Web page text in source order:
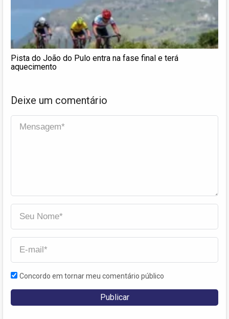
Pista do João do Pulo entra na fase final e terá
aquecimento
Deixe um comentário
Concordo em tornar meu comentário público